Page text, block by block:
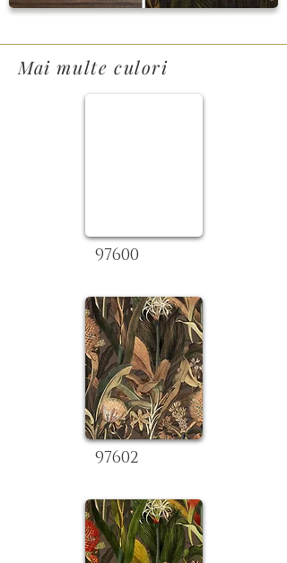
Mai multe culori
97600
97602